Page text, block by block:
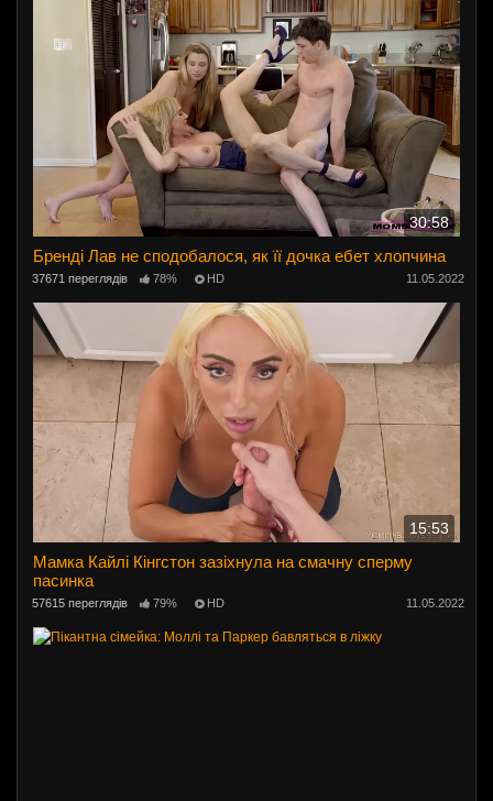
30:58
Бренді Лав не сподобалося, як її дочка ебет хлопчина
37671 переглядів 78% HD 11.05.2022
15:53
Мамка Кайлі Кінгстон зазіхнула на смачну сперму
пасинка
57615 переглядів 79% HD 11.05.2022